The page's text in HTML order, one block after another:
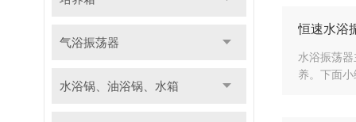
气浴振荡器
水浴锅、油浴锅、水箱
恒速水浴
水浴振荡
养。下面